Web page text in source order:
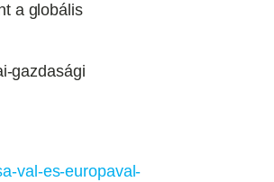
a globális
gazdasági
val-es-europaval-